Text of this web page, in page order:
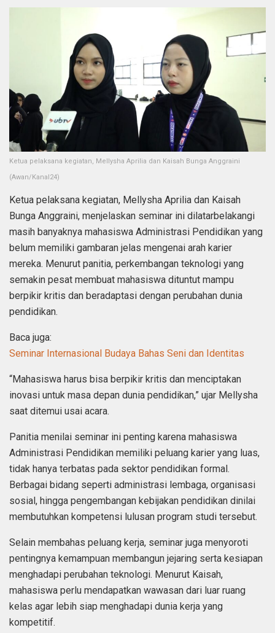
Ketua pelaksana kegiatan, Mellysha Aprilia dan Kaisah Bunga Anggraini
(Awan/Kanal24)
Ketua pelaksana kegiatan, Mellysha Aprilia dan Kaisah
Bunga Anggraini, menjelaskan seminar ini dilatarbelakangi
masih banyaknya mahasiswa Administrasi Pendidikan yang
belum memiliki gambaran jelas mengenai arah karier
mereka. Menurut panitia, perkembangan teknologi yang
semakin pesat membuat mahasiswa dituntut mampu
berpikir kritis dan beradaptasi dengan perubahan dunia
pendidikan.
Baca juga:
Seminar Internasional Budaya Bahas Seni dan Identitas
“Mahasiswa harus bisa berpikir kritis dan menciptakan
inovasi untuk masa depan dunia pendidikan,” ujar Mellysha
saat ditemui usai acara.
Panitia menilai seminar ini penting karena mahasiswa
Administrasi Pendidikan memiliki peluang karier yang luas,
tidak hanya terbatas pada sektor pendidikan formal.
Berbagai bidang seperti administrasi lembaga, organisasi
sosial, hingga pengembangan kebijakan pendidikan dinilai
membutuhkan kompetensi lulusan program studi tersebut.
Selain membahas peluang kerja, seminar juga menyoroti
pentingnya kemampuan membangun jejaring serta kesiapan
menghadapi perubahan teknologi. Menurut Kaisah,
mahasiswa perlu mendapatkan wawasan dari luar ruang
kelas agar lebih siap menghadapi dunia kerja yang
kompetitif.